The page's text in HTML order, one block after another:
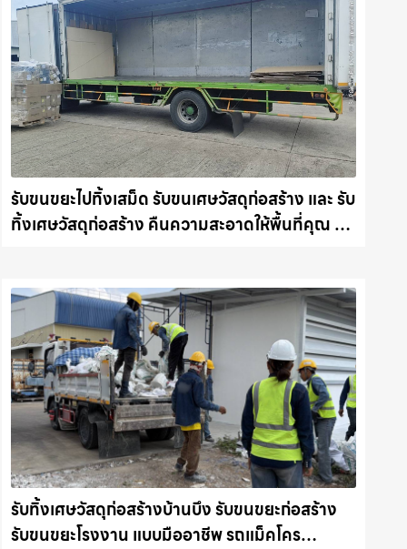
รับขนขยะไปทิ้งเสม็ด รับขนเศษวัสดุก่อสร้าง และ รับ
ทิ้งเศษวัสดุก่อสร้าง คืนความสะอาดให้พื้นที่คุณ รถ
รับทิ้งเศษวัสดุก่อสร้างบ้านบึง รับขนขยะก่อสร้าง
รับขนขยะโรงงาน แบบมืออาชีพ รถแม็คโคร